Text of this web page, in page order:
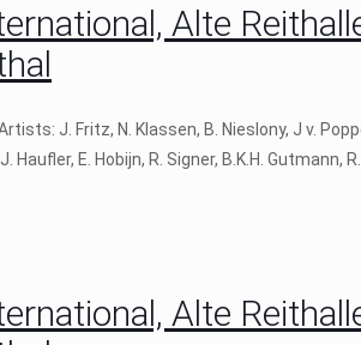
Alte
J. Fritz, N. Klassen, B. Nieslony, J v.
E. Hobijn, R. Signer, B.K.H. Gutmann,
Alte